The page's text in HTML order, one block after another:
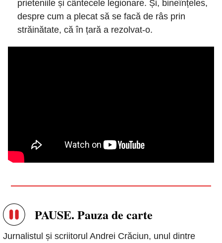
prieteniile și cântecele legionare. Și, bineînțeles,
despre cum a plecat să se facă de râs prin
străinătate, că în țară a rezolvat-o.
PAUSE. Pauza de carte
Jurnalistul și scriitorul Andrei Crăciun, unul dintre